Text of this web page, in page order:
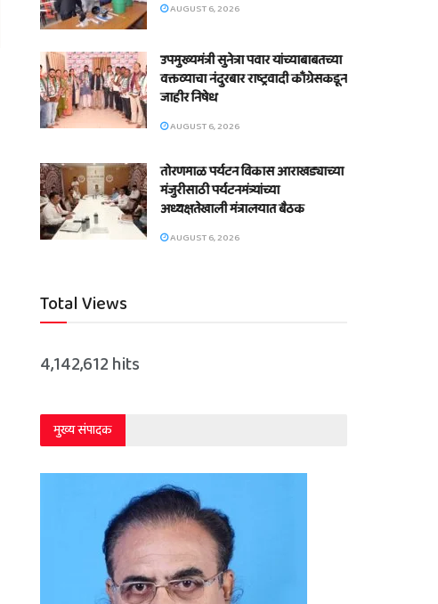
AUGUST 6, 2026
उपमुख्यमंत्री सुनेत्रा पवार यांच्याबाबतच्या
वक्तव्याचा नंदुरबार राष्ट्रवादी काँग्रेसकडून
जाहीर निषेध
AUGUST 6, 2026
तोरणमाळ पर्यटन विकास आराखड्याच्या
मंजुरीसाठी पर्यटनमंत्र्यांच्या
अध्यक्षतेखाली मंत्रालयात बैठक
AUGUST 6, 2026
Total Views
4,142,612 hits
मुख्य संपादक